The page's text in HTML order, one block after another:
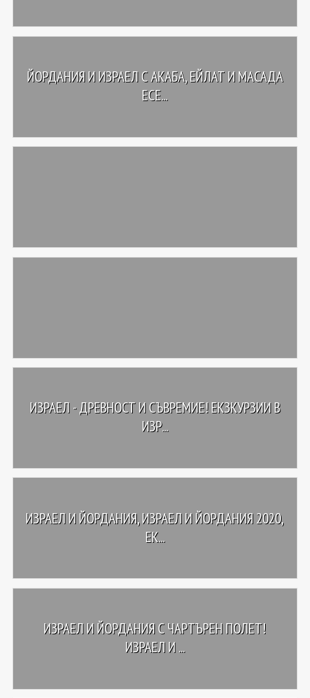
ЙОРДАНИЯ И ИЗРАЕЛ С АКАБА, ЕЙЛАТ И МАСАДА
ЕСЕ...
ИЗРАЕЛ - ДРЕВНОСТ И СЪВРЕМИЕ! ЕКЗКУРЗИИ В
ИЗР...
ИЗРАЕЛ И ЙОРДАНИЯ, ИЗРАЕЛ И ЙОРДАНИЯ 2020,
ЕК...
ИЗРАЕЛ И ЙОРДАНИЯ С ЧАРТЪРЕН ПОЛЕТ!
ИЗРАЕЛ И ...